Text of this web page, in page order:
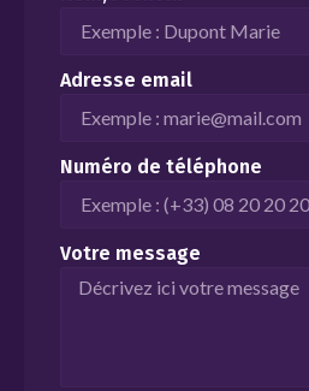
Adresse email
Numéro de téléphone
Votre message